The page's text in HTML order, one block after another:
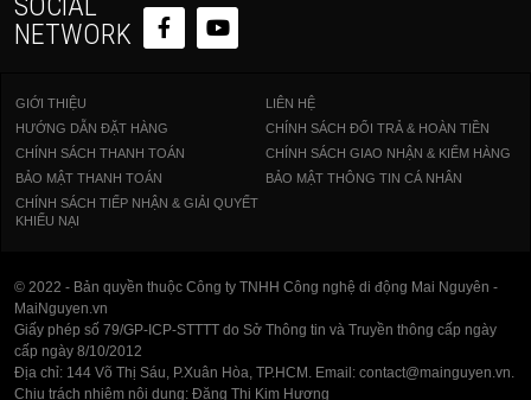
NETWORK
GIỚI THIỆU
LIÊN HỆ
HƯỚNG DẪN ĐẶT HÀNG
CHÍNH SÁCH ĐỔI TRẢ & HOÀN TIỀN
CHÍNH SÁCH THANH TOÁN
CHÍNH SÁCH GIAO NHẬN & KIỂM HÀNG
BẢO MẬT THANH TOÁN
BẢO MẬT THÔNG TIN CÁ NHÂN
CHÍNH SÁCH TIẾP NHẬN & GIẢI QUYẾT
KHIẾU NẠI
© 2022 - Bản quyền thuộc Công ty TNHH Công nghệ di động Mai Nguyên -
MaiNguyen.vn
Giấy phép số 79/GP-ICP-STTTT do Sở Thông tin và Truyền thông cấp ngày
cấp ngày 8/10/2012
Địa chỉ: 144 Võ Thị Sáu, P.Xuân Hòa, TP.HCM. Email: contact@mainguyen.vn.
Chịu trách nhiệm nội dung: Đặng Thị Kim Hương